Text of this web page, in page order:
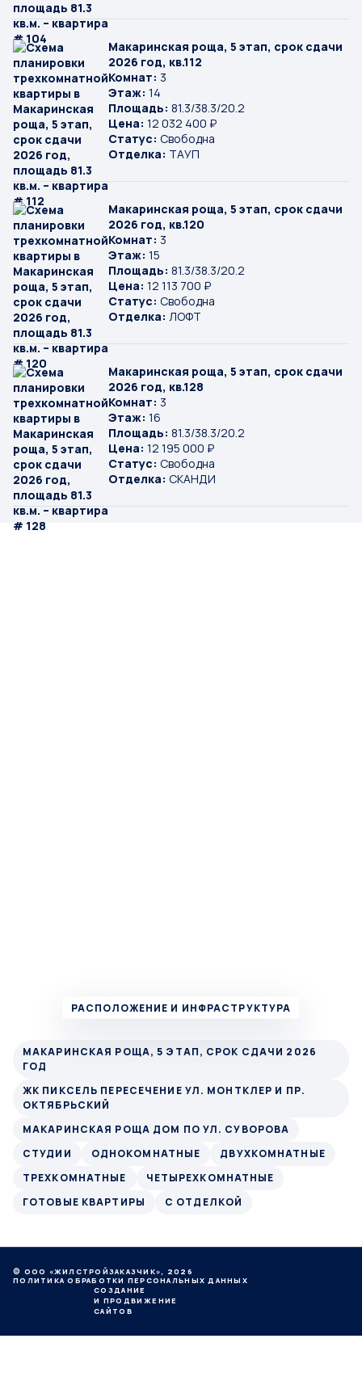
Макаринская роща, 5 этап, срок сдачи
2026 год, кв.112
Комнат: 3
Этаж: 14
Площадь: 81.3/38.3/20.2
Цена: 12 032 400 ₽
Статус: Свободна
Отделка: ТАУП
Макаринская роща, 5 этап, срок сдачи
2026 год, кв.120
Комнат: 3
Этаж: 15
Площадь: 81.3/38.3/20.2
Цена: 12 113 700 ₽
Статус: Свободна
Отделка: ЛОФТ
Макаринская роща, 5 этап, срок сдачи
2026 год, кв.128
Комнат: 3
Этаж: 16
Площадь: 81.3/38.3/20.2
Цена: 12 195 000 ₽
Статус: Свободна
Отделка: СКАНДИ
РАСПОЛОЖЕНИЕ И ИНФРАСТРУКТУРА
МАКАРИНСКАЯ РОЩА, 5 ЭТАП, СРОК СДАЧИ 2026
ГОД
ЖК ПИКСЕЛЬ ПЕРЕСЕЧЕНИЕ УЛ. МОНТКЛЕР И ПР.
ОКТЯБРЬСКИЙ
МАКАРИНСКАЯ РОЩА ДОМ ПО УЛ. СУВОРОВА
СТУДИИ
ОДНОКОМНАТНЫЕ
ДВУХКОМНАТНЫЕ
ТРЕХКОМНАТНЫЕ
ЧЕТЫРЕХКОМНАТНЫЕ
ГОТОВЫЕ КВАРТИРЫ
С ОТДЕЛКОЙ
© ООО «ЖИЛСТРОЙЗАКАЗЧИК», 2026
ПОЛИТИКА ОБРАБОТКИ ПЕРСОНАЛЬНЫХ ДАННЫХ
СОЗДАНИЕ
И ПРОДВИЖЕНИЕ
САЙТОВ